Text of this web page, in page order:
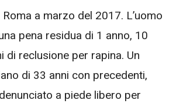
a marzo del 2017. L’uomo
pena residua di 1 anno, 10
di reclusione per rapina. Un
di 33 anni con precedenti,
a piede libero per